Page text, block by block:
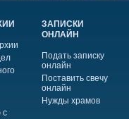
с
ЗАПИСКИ
ОНЛАЙН
Подать записку
онлайн
Поставить свечу
онлайн
Нужды храмов